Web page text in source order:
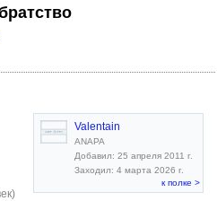
Valentain
ANAPA
Добавил: 25 апреля 2011 г.
Заходил: 4 марта 2026 г.
к полке >